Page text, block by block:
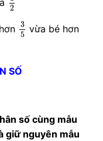
2
3
5
3
vừa bé hơn
SỐ
số cùng mẫu
giữ nguyên mẫu